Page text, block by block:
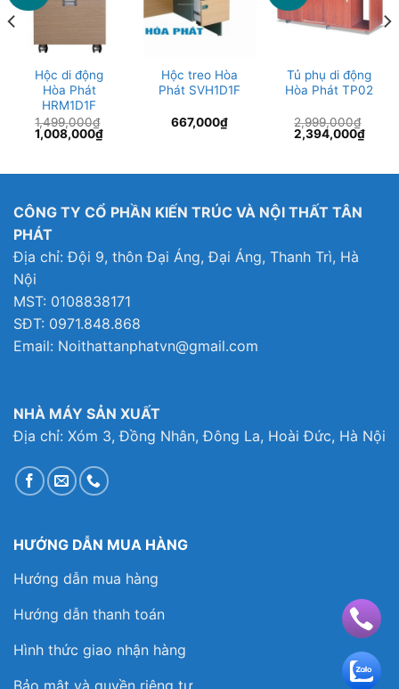
Hộc di động
Hòa Phát
HRM1D1F
1,499,000₫
Giá
gốc
1,008,000₫Giá
1,008,000₫.
Hộc treo Hòa
Phát SVH1D1F
667,000₫
Tủ phụ di động
Hòa Phát TP02
2,999,000₫
Giá
gốc
2,394,000₫Giá
hiện
CÔNG TY CỔ PHẦN KIẾN TRÚC VÀ NỘI THẤT TÂN
PHÁT
Địa chỉ: Đội 9, thôn Đại Áng, Đại Áng, Thanh Trì, Hà
Nội
MST: 0108838171
SĐT: 0971.848.868
Email: Noithattanphatvn@gmail.com
NHÀ MÁY SẢN XUẤT
Địa chỉ: Xóm 3, Đồng Nhân, Đông La, Hoài Đức, Hà Nội
HƯỚNG DẪN MUA HÀNG
Hướng dẫn mua hàng
Hướng dẫn thanh toán
Hình thức giao nhận hàng
Bảo mật và quyền riêng tư